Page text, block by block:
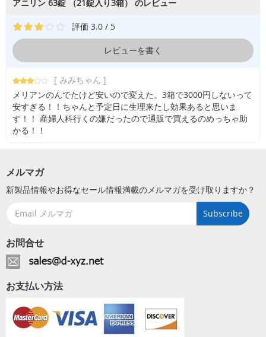
アニリン 63錠 （21錠入り3箱） のレビュー
評価 3.0 / 5
レビューを書く
[ みみちゃん ]
メリアンのんでたけど安いので変えた。3箱で3000円しないって
安すぎる！！ちゃんと予定日に生理来たし効果あると思いま
す！！ 産婦人科行くの嫌だったので通販で買えるのめっちゃ助
かる！！
メルマガ
新製品情報やお得なセール情報満載のメルマガを受け取りますか？
Subscribe
お問合せ
お支払い方法